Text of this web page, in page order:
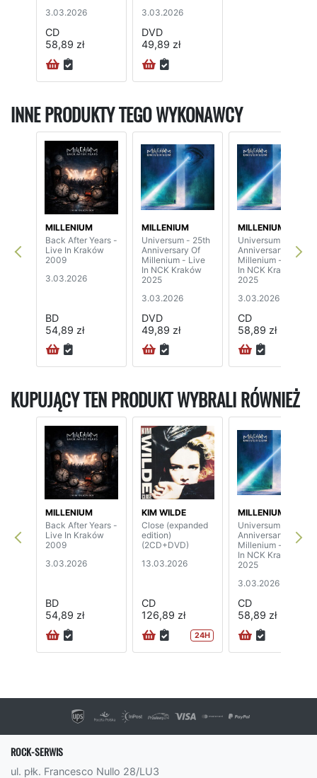
3.03.2026
CD
58,89 zł
3.03.2026
DVD
49,89 zł
INNE PRODUKTY TEGO WYKONAWCY
MILLENIUM
Back After Years -
Live In Kraków
2009
3.03.2026
BD
54,89 zł
MILLENIUM
Universum - 25th
Anniversary Of
Millenium - Live
In NCK Kraków
2025
3.03.2026
DVD
49,89 zł
MILLENIUM
Universum - 25th
Anniversary Of
Millenium - Live
In NCK Kraków
2025
3.03.2026
CD
58,89 zł
KUPUJĄCY TEN PRODUKT WYBRALI RÓWNIEŻ
MILLENIUM
Back After Years -
Live In Kraków
2009
3.03.2026
BD
54,89 zł
KIM WILDE
Close (expanded
edition)
(2CD+DVD)
13.03.2026
CD
126,89 zł
24H
MILLENIUM
Universum - 25th
Anniversary Of
Millenium - Live
In NCK Kraków
2025
3.03.2026
CD
58,89 zł
ROCK-SERWIS
ul. płk. Francesco Nullo 28/LU3